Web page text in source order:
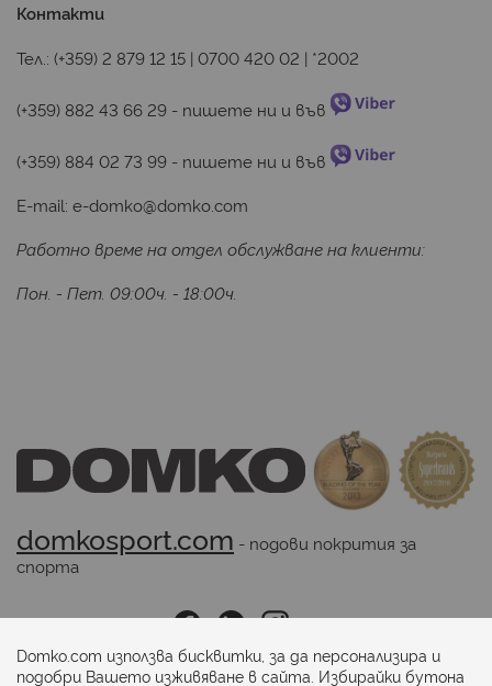
Контакти
Тел.: (+359) 2 879 12 15 | 0700 420 02 | *2002
(+359) 882 43 66 29 - пишете ни и във
(+359) 884 02 73 99 - пишете ни и във
E-mail: e-domko@domko.com
Работно време на отдел обслужване на клиенти:
Пон. - Пет. 09:00ч. - 18:00ч.
domkosport.com - подови покрития за
спорта
Последвайте ни:
Domko.com използва бисквитки, за да персонализира и
подобри Вашето изживяване в сайта. Избирайки бутона